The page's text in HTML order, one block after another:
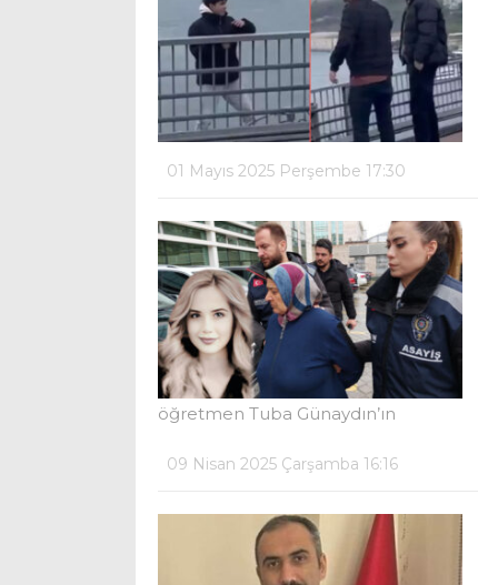
01 Mayıs 2025 Perşembe 17:30
öğretmen Tuba Günaydın’ın
09 Nisan 2025 Çarşamba 16:16